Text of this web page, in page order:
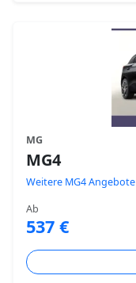
MG
MG4
Weitere MG4 Angebote
Ab
537 €